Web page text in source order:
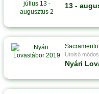
13 -
Utolsó
Nyári